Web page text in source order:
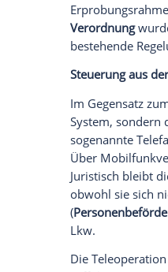
29.07.2025
Ab dem 1.
Straßen
was gilt,
hier.
Die neue
diesen
Verordnung